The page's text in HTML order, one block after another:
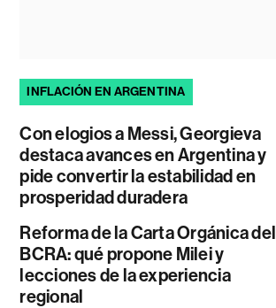
INFLACIÓN EN ARGENTINA
Con elogios a Messi, Georgieva
destaca avances en Argentina y
pide convertir la estabilidad en
prosperidad duradera
Reforma de la Carta Orgánica del
BCRA: qué propone Milei y
lecciones de la experiencia
regional